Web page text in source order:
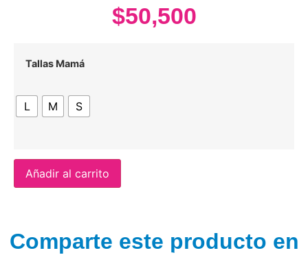
$50,500
Tallas Mamá
L M S
Añadir al carrito
Comparte este producto en